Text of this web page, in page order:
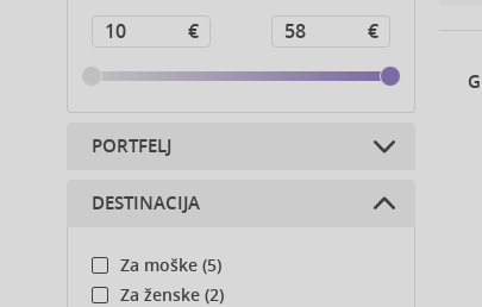
PORTFELJ
Parfumi (7)
DESTINACIJA
Za moške (5)
Za ženske (2)